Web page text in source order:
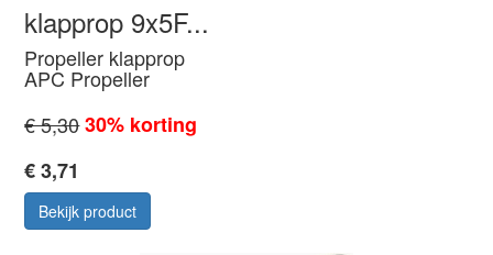
klapprop 9x5F...
Propeller klapprop
APC Propeller
€ 5,3030% korting
€ 3,71
Bekijk product